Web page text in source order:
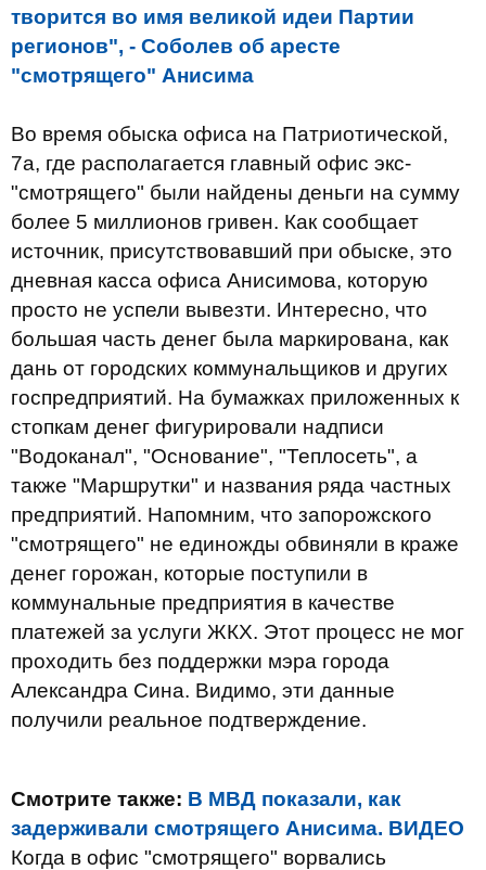
творится во имя великой идеи Партии
регионов", - Соболев об аресте
"смотрящего" Анисима
Во время обыска офиса на Патриотической,
7а, где располагается главный офис экс-
"смотрящего" были найдены деньги на сумму
более 5 миллионов гривен. Как сообщает
источник, присутствовавший при обыске, это
дневная касса офиса Анисимова, которую
просто не успели вывезти. Интересно, что
большая часть денег была маркирована, как
дань от городских коммунальщиков и других
госпредприятий. На бумажках приложенных к
стопкам денег фигурировали надписи
"Водоканал", "Основание", "Теплосеть", а
также "Маршрутки" и названия ряда частных
предприятий. Напомним, что запорожского
"смотрящего" не единожды обвиняли в краже
денег горожан, которые поступили в
коммунальные предприятия в качестве
платежей за услуги ЖКХ. Этот процесс не мог
проходить без поддержки мэра города
Александра Сина. Видимо, эти данные
получили реальное подтверждение.
Смотрите также: В МВД показали, как
задерживали смотрящего Анисима. ВИДЕО
Когда в офис "смотрящего" ворвались